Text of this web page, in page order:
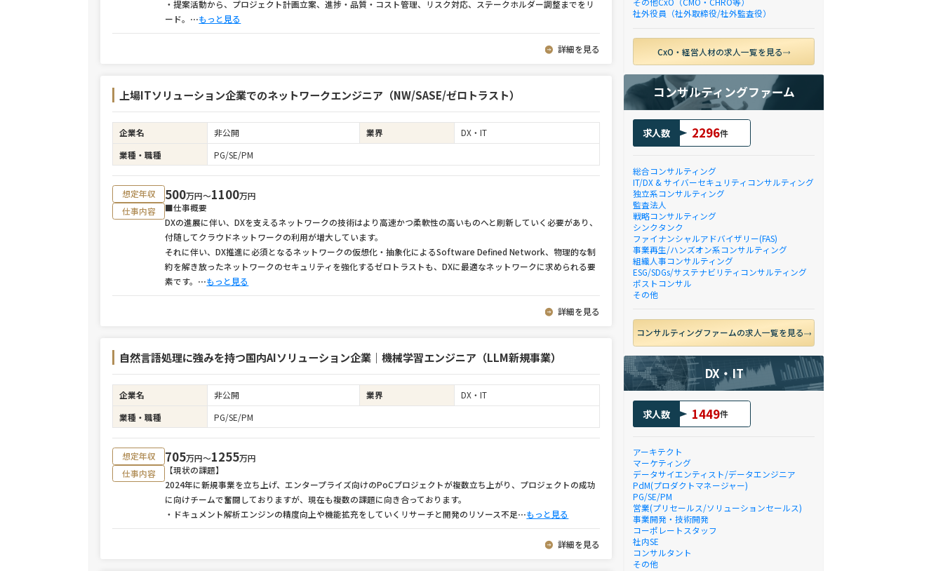
・提案活動から、プロジェクト計画立案、進捗・品質・コスト管理、リスク対応、ステークホルダー調整までをリ
ード。 ⋯もっと見る
詳細を見る
上場ITソリューション企業でのネットワークエンジニア（NW/SASE/ゼロトラスト）
企業名 非公開 業界
DX・IT
業種・職種
PG/SE/PM
想定年収 500万円〜1100万円
仕事内容
■仕事概要
DXの進展に伴い、DXを支えるネットワークの技術はより高速かつ柔軟性の高いものへと刷新していく必要があり、
付随してクラウドネットワークの利用が増大しています。
それに伴い、DX推進に必須となるネットワークの仮想化・抽象化によるSoftware Defined Network、物理的な制
約を解き放ったネットワークのセキュリティを強化するゼロトラストも、DXに最適なネットワークに求められる要
素です。 ⋯もっと見る
詳細を見る
自然言語処理に強みを持つ国内AIソリューション企業｜機械学習エンジニア（LLM新規事業）
企業名 非公開 業界
DX・IT
業種・職種
PG/SE/PM
想定年収 705万円〜1255万円
仕事内容
【現状の課題】
2024年に新規事業を立ち上げ、エンタープライズ向けのPoCプロジェクトが複数立ち上がり、プロジェクトの成功
に向けチームで奮闘しておりますが、現在も複数の課題に向き合っております。
・ドキュメント解析エンジンの精度向上や機能拡充をしていくリサーチと開発のリソース不足⋯もっと見る
詳細を見る
社外役員（社外取締役/社外監査役）
CxO・経営人材の求人一覧を見る
コンサルティングファーム
求人数 2296件
総合コンサルティング
IT/DX & サイバーセキュリティコンサルティング
独立系コンサルティング
監査法人
戦略コンサルティング
シンクタンク
ファイナンシャルアドバイザリー(FAS)
事業再生/ハンズオン系コンサルティング
組織人事コンサルティング
ESG/SDGs/サステナビリティコンサルティング
ポストコンサル
その他
コンサルティングファームの求人一覧を見る
DX・IT
求人数 1449件
アーキテクト
マーケティング
データサイエンティスト/データエンジニア
PdM(プロダクトマネージャー)
PG/SE/PM
営業(プリセールス/ソリューションセールス)
事業開発・技術開発
コーポレートスタッフ
社内SE
コンサルタント
その他